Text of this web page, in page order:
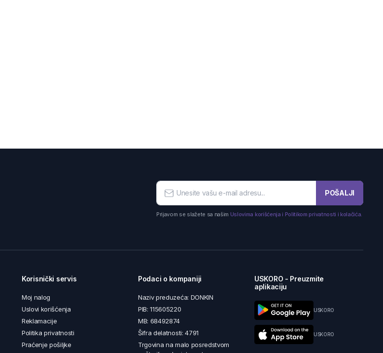
POŠALJI
Prijavom se slažete sa našim Uslovima korišćenja i Politikom privatnosti i kolačića.
Korisnički servis
Moj nalog
Uslovi korišćenja
Reklamacije
Politika privatnosti
Praćenje pošiljke
Podaci o kompaniji
Naziv preduzeća: DONKIN
PIB: 115605220
MB: 68492874
Šifra delatnosti: 4791
Trgovina na malo posredstvom
USKORO - Preuzmite
aplikaciju
USKORO
USKORO